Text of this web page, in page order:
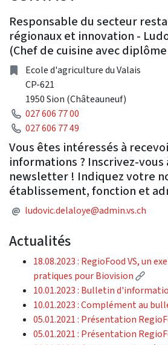
Responsable du secteur
régionaux et innovation -
(Chef de cuisine avec
adresse
Ecole d'agriculture du Valais
CP-621
1950 Sion (Châteauneuf)
Téléphone
027 606 77 00
Téléphone
027 606 77 49
Vous êtes intéressés à
informations ? Inscrivez-vous
newsletter ! Indiquez votre
établissement, fonction et
@ Adresse courriel
ludovic.delaloye@admin.vs.ch
Actualités
18.08.2023 : RegioFood VS, un
pratiques pour Biovision
(Lien
10.01.2023 : Bulletin
10.01.2023 : Complément au
​​​​05.01.2021 : Présentation
05.01.2021 : Présentation